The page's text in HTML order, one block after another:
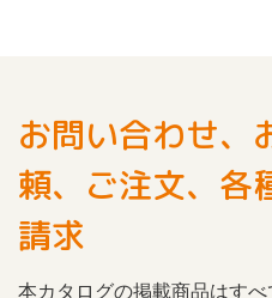
お問い合わせ、
頼、ご注文、各
請求
本カタログの掲載商品はすべ